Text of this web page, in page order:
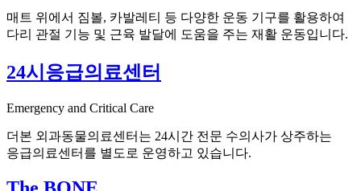
매트 위에서 짐볼, 카발레티 등 다양한 운동 기구를 활용하여
다리 관절 기능 및 근육 발달에 도움을 주는 재활 운동입니다.
24시응급의료센터
Emergency and Critical Care
더본 외과동물의료센터는 24시간 전문 수의사가 상주하는
응급의료센터를 별도로 운영하고 있습니다.